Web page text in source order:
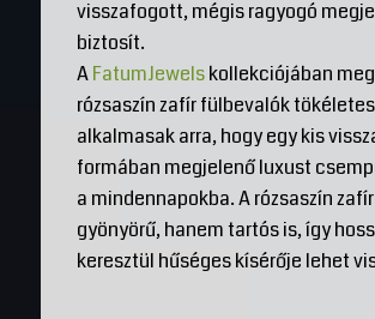
visszafogott, mégis ragyogó
biztosít.
AFatumJewelskollekciójában
rózsaszín zafír fülbevalók
alkalmasak arra, hogy egy kis
formában megjelenő luxust
a mindennapokba. A rózsaszín
gyönyörű, hanem tartós is, így
keresztül hűséges kísérője lehet